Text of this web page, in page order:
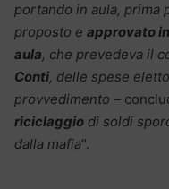
portando in aula, prima
proposto e approvato
aula, che prevedeva il
Conti, delle spese
provvedimento –
riciclaggio di soldi
dalla mafia“.